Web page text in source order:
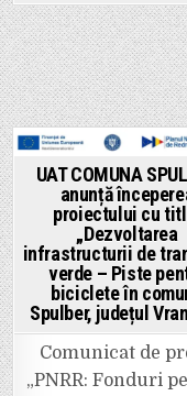
Posted
UAT COMUNA
anunță
proiectului cu
„Dezvoltarea
infrastructurii de
verde – Piste
biciclete în
Spulber, județul
Comunicat de
„PNRR: Fonduri